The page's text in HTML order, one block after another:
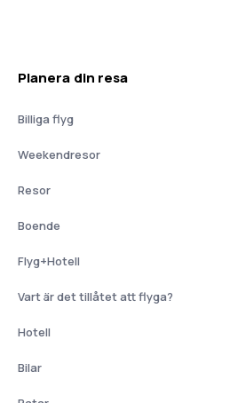
Planera din resa
Billiga flyg
Weekendresor
Resor
Boende
Flyg+Hotell
Vart är det tillåtet att flyga?
Hotell
Bilar